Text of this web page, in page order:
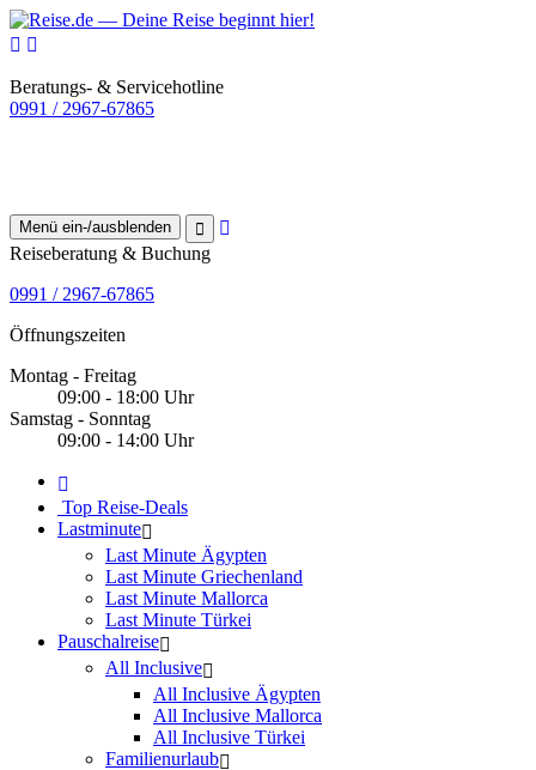
Beratungs- & Servicehotline
0991 / 2967-67865
Menü ein-/ausblenden
Reiseberatung & Buchung
0991 / 2967-67865
Öffnungszeiten
Montag - Freitag
09:00 - 18:00 Uhr
Samstag - Sonntag
09:00 - 14:00 Uhr
Top Reise-Deals
Lastminute
Last Minute Ägypten
Last Minute Griechenland
Last Minute Mallorca
Last Minute Türkei
Pauschalreise
All Inclusive
All Inclusive Ägypten
All Inclusive Mallorca
All Inclusive Türkei
Familienurlaub